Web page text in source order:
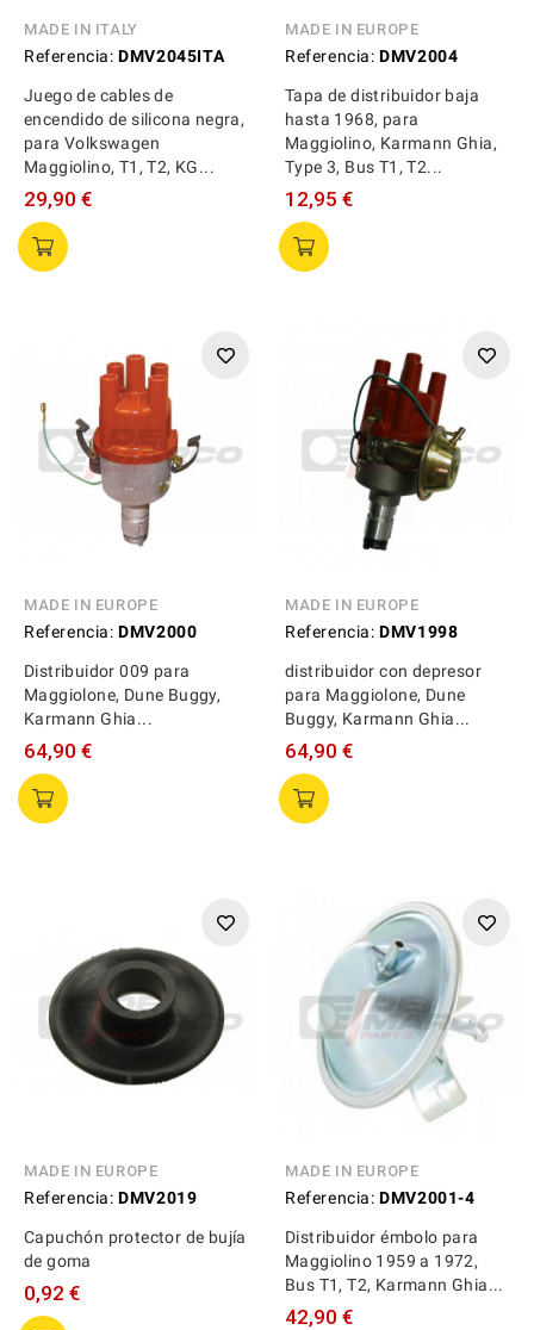
MADE IN ITALY
Referencia: DMV2045ITA
Juego de cables de
encendido de silicona negra,
para Volkswagen
Maggiolino, T1, T2, KG...
29,90 €
MADE IN EUROPE
Referencia: DMV2004
Tapa de distribuidor baja
hasta 1968, para
Maggiolino, Karmann Ghia,
Type 3, Bus T1, T2...
12,95 €
MADE IN EUROPE
Referencia: DMV2000
Distribuidor 009 para
Maggiolone, Dune Buggy,
Karmann Ghia...
64,90 €
MADE IN EUROPE
Referencia: DMV1998
distribuidor con depresor
para Maggiolone, Dune
Buggy, Karmann Ghia...
64,90 €
MADE IN EUROPE
Referencia: DMV2019
Capuchón protector de bujía
de goma
0,92 €
MADE IN EUROPE
Referencia: DMV2001-4
Distribuidor émbolo para
Maggiolino 1959 a 1972,
Bus T1, T2, Karmann Ghia...
42,90 €